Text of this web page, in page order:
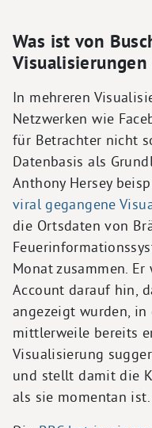
Was ist von
In mehreren
Netzwerken wie
für Betrachter nicht
Datenbasis als
Anthony Hersey
viral gegangene
die Ortsdaten von
Monat zusammen.
Account darauf hin,
angezeigt wurden, in
mittlerweile bereits
Visualisierung
und stellt damit die
als sie momentan ist.